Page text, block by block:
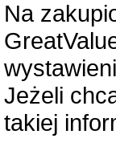
Na
Jeżeli
takiej